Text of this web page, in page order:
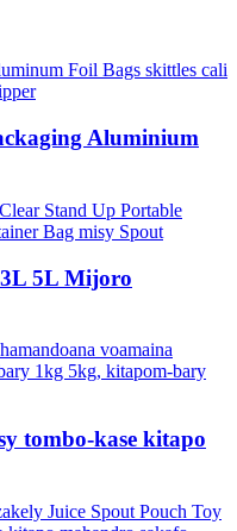
Aluminium
5L Mijoro
tombo-kase kitapo